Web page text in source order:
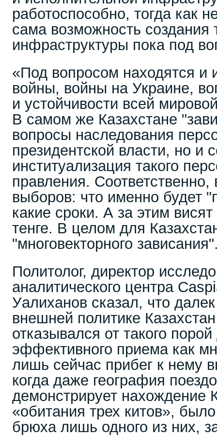
работоспособно, тогда как
сама возможность создания
инфраструктуры пока под
«Под вопросом находятся и
войны, войны на Украине,
и устойчивости всей
В самом же Казахстане
вопросы наследования
президентской власти, но и
институализация такого
правления. Соответственно,
выборов: что именно будет
какие сроки. А за этим
тенге. В целом для
"многовекторного
Политолог, директор
аналитического центра
Уалиханов сказал, что
внешней политике Казахстан
отказывался от такого
эффективного приема как
лишь сейчас прибег к нему
когда даже география
демонстрирует нахождение
«обитания трех китов»,
брюха лишь одного из них,